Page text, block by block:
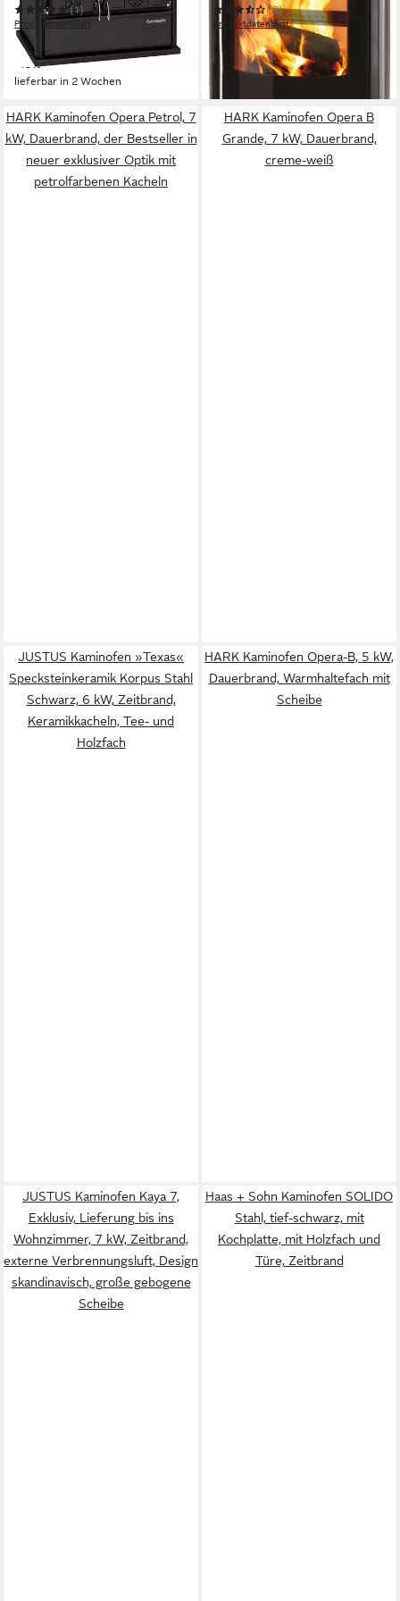
(1)
Produktdatenblatt
1.563,00 €
-19%
lieferbar in 2 Wochen
(2)
Produktdatenblatt
999,99 € 1.067,12 €
-6%
in 3-5 Werktagen bei dir
HARK Kaminofen Opera Petrol, 7
kW, Dauerbrand, der Bestseller in
neuer exklusiver Optik mit
petrolfarbenen Kacheln
HARK Kaminofen Opera B
Grande, 7 kW, Dauerbrand,
creme-weiß
JUSTUS Kaminofen »Texas«
Specksteinkeramik Korpus Stahl
Schwarz, 6 kW, Zeitbrand,
Keramikkacheln, Tee- und
Holzfach
HARK Kaminofen Opera-B, 5 kW,
Dauerbrand, Warmhaltefach mit
Scheibe
JUSTUS Kaminofen Kaya 7,
Exklusiv, Lieferung bis ins
Wohnzimmer, 7 kW, Zeitbrand,
externe Verbrennungsluft, Design
skandinavisch, große gebogene
Scheibe
Haas + Sohn Kaminofen SOLIDO
Stahl, tief-schwarz, mit
Kochplatte, mit Holzfach und
Türe, Zeitbrand